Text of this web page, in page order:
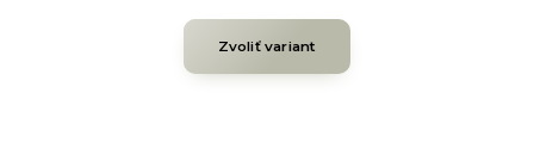
Zvoliť variant